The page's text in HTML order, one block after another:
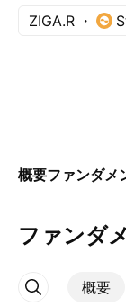
ZIGA.R
概要ファンダメ
ファンダ
概要
その